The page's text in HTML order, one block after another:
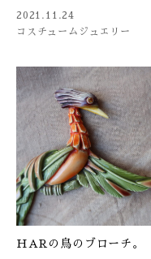
2021.11.24
コスチュームジュエリー
HARの鳥のブローチ。